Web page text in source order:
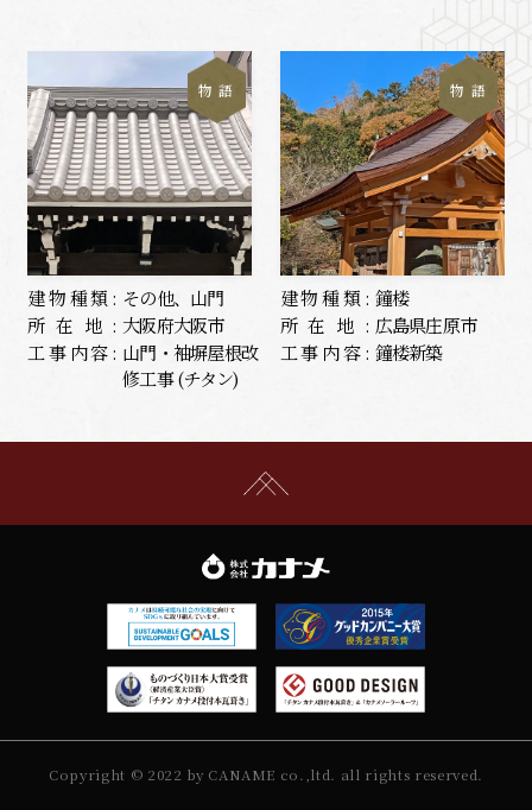
物 語
建物種類: その他、山門
所在地: 大阪府大阪市
工事内容: 山門・袖塀屋根改
修工事 (チタン)
物 語
建物種類: 鐘楼
所在地: 広島県庄原市
工事内容: 鐘楼新築
Copyright © 2022 by CANAME co.,ltd. all rights reserved.